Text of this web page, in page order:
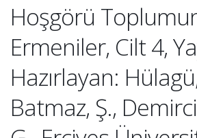
Hoşgörü
Ermeniler, Cilt 4,
Hazırlayan:
Batmaz, Ş.,